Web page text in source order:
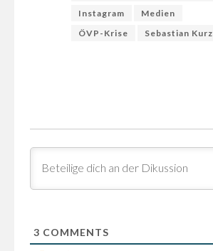
Instagram
Medien
ÖVP-Krise
Sebastian Kurz
3 COMMENTS